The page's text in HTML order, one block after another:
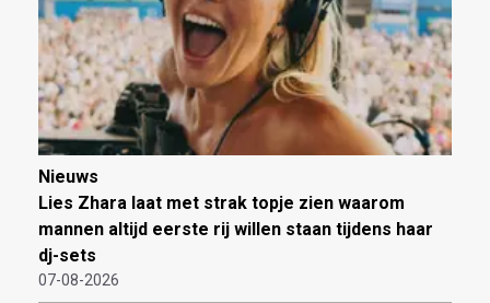
Nieuws
Lies Zhara laat met strak topje zien waarom
mannen altijd eerste rij willen staan tijdens haar
dj-sets
07-08-2026